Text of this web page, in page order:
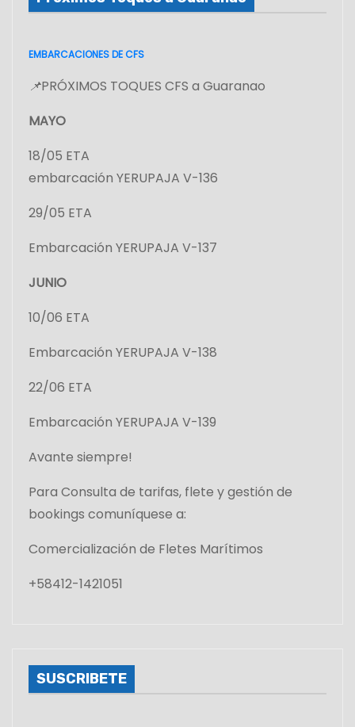
EMBARCACIONES DE CFS
📌PRÓXIMOS TOQUES CFS a Guaranao
MAYO
18/05 ETA
embarcación YERUPAJA V-136
29/05 ETA
Embarcación YERUPAJA V-137
JUNIO
10/06 ETA
Embarcación YERUPAJA V-138
22/06 ETA
Embarcación YERUPAJA V-139
Avante siempre!
Para Consulta de tarifas, flete y gestión de
bookings comuníquese a:
Comercialización de Fletes Marítimos
+58412-1421051
SUSCRIBETE